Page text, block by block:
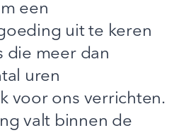
een
uit te keren
die meer dan
uren
voor ons verrichten.
valt binnen de